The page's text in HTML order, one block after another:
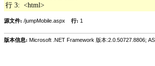
行 3:  <html>
源文件: /jumpMobile.aspx 行: 1
版本信息: Microsoft .NET Framework 版本:2.0.50727.8806;